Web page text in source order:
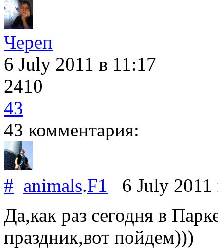
Череп
6 July 2011 в 11:17
2410
43
43 комментария:
# animals.F1 6 July 2011
Да,как раз сегодня в
праздник,вот пойдем)))